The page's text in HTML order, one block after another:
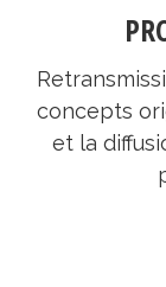
concepts
et la